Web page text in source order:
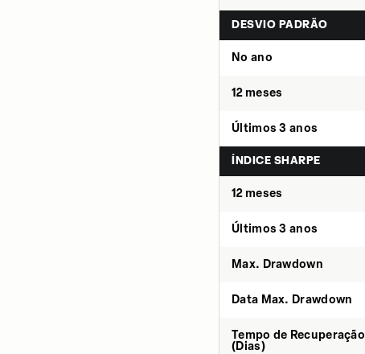
DESVIO PADRÃO
No ano
12 meses
Últimos 3 anos
ÍNDICE SHARPE
12 meses
Últimos 3 anos
Max. Drawdown
Data Max. Drawdown
Tempo de Recuperação
(Dias)